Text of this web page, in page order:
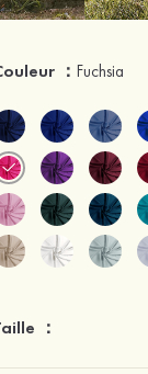
：Fuchsia
：